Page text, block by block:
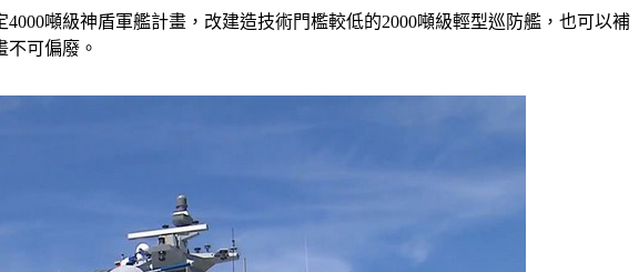
噸級神盾軍艦計畫，改建造技術門檻較低的2000噸級輕型巡防艦，也可以補
可偏廢。